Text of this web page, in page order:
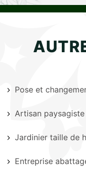
Pose et
Artisan
Jardinier taille de
Entreprise